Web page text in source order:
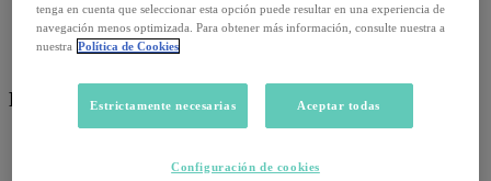
Reformas laborales
Reskilling y upskilling
Salud emocional y post-pandemia
Recursos:
tenga en cuenta que seleccionar esta opción puede resultar en una experiencia de
navegación menos optimizada. Para obtener más información, consulte nuestra a
nuestra Política de Cookies
Estrictamente necesarias Aceptar todas
Configuración de cookies